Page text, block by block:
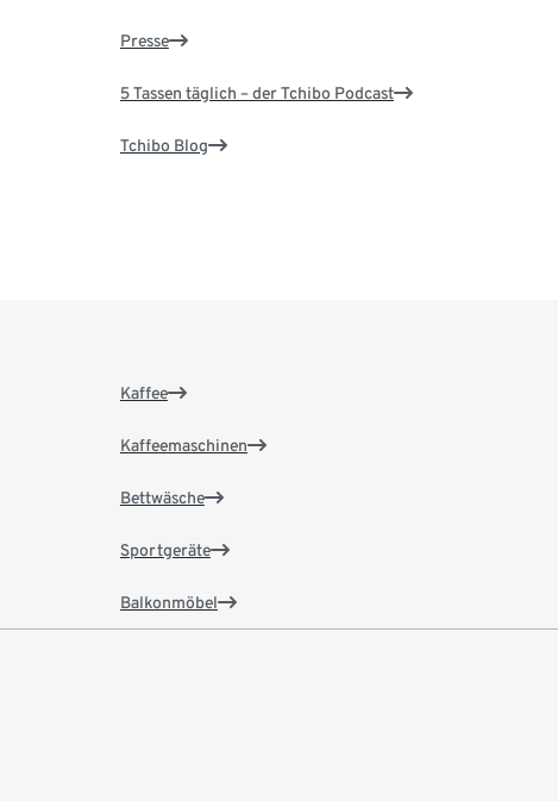
Presse
5 Tassen täglich – der Tchibo Podcast
Tchibo Blog
Kaffee
Kaffeemaschinen
Bettwäsche
Sportgeräte
Balkonmöbel